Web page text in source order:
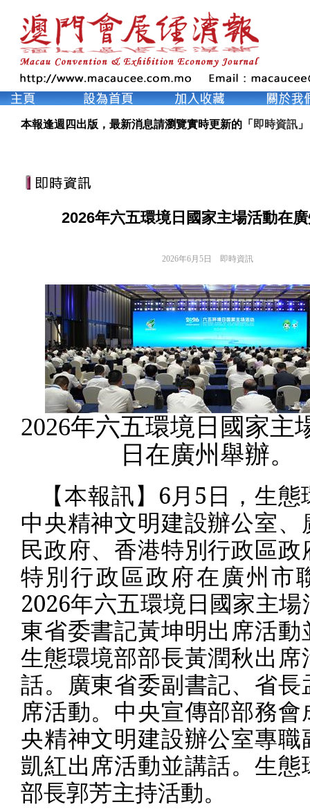
本報逢週四出版，最新消息請瀏覽實時更新的「 即時資訊 」
2026年六五環境日國家主場活動在
2026年6月5日 即時資訊
2026年六五環境日國家主
日在廣州舉辦。
【本報訊】 6月 5日，生
中央精神文明建設辦公室、
民政府、香港特別行政區政
特別行政區政府在廣州市
2026年六五環境日國家主場
東省委書記黃坤明出席活動
生態環境部部長黃潤秋出席
話。廣東省委副書記、省長
席活動。中央宣傳部部務會
央精神文明建設辦公室專職
凱紅出席活動並講話。生態
部長郭芳主持活動。